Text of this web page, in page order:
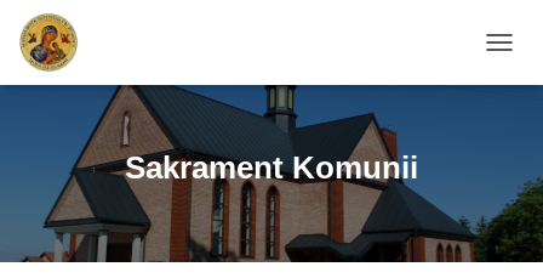
Sakrament Komunii